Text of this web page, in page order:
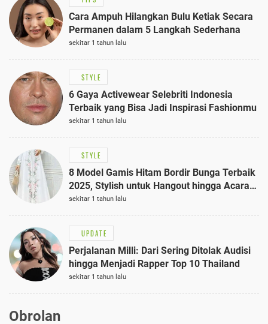
Cara Ampuh Hilangkan Bulu Ketiak Secara
Permanen dalam 5 Langkah Sederhana
sekitar 1 tahun lalu
STYLE
6 Gaya Activewear Selebriti Indonesia
Terbaik yang Bisa Jadi Inspirasi Fashionmu
sekitar 1 tahun lalu
STYLE
8 Model Gamis Hitam Bordir Bunga Terbaik
2025, Stylish untuk Hangout hingga Acara
Semi-Formal
sekitar 1 tahun lalu
UPDATE
Perjalanan Milli: Dari Sering Ditolak Audisi
hingga Menjadi Rapper Top 10 Thailand
sekitar 1 tahun lalu
Obrolan